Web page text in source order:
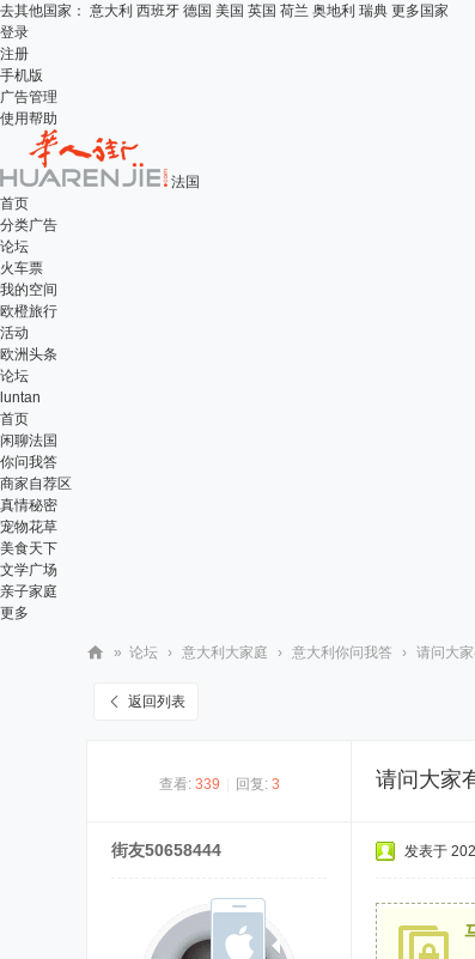
去其他国家： 意大利 西班牙 德国 美国 英国 荷兰 奥地利 瑞典 更多国家
登录
注册
手机版
广告管理
使用帮助
法国
首页
分类广告
论坛
火车票
我的空间
欧橙旅行
活动
欧洲头条
论坛
luntan
首页
闲聊法国
你问我答
商家自荐区
真情秘密
宠物花草
美食天下
文学广场
亲子家庭
更多
» 论坛 › 意大利大家庭 › 意大利你问我答 › 请问大
返回列表
查看: 339 回复: 3 请问大家
街友50658444 发表于